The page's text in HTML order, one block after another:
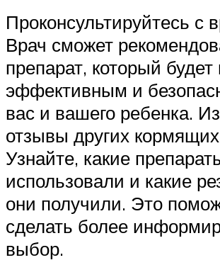
Проконсультируйтесь с
Врач сможет
препарат, который
эффективным и
вас и вашего ребенка.
отзывы других
Узнайте, какие
использовали и какие
они получили. Это
сделать более
выбор.